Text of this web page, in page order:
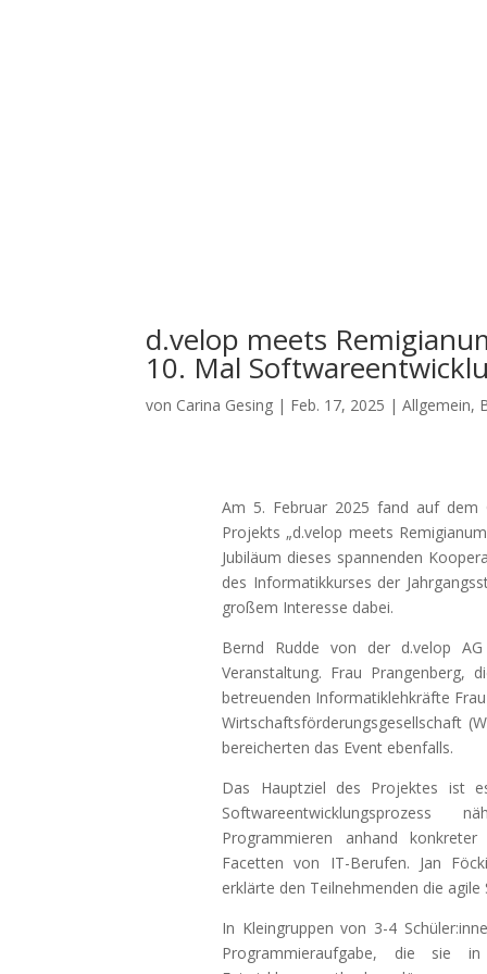
d.velop meets
10. Mal
von Carina Gesing | Feb. 17, 2025 |Allgemein,
Am 5. Februar 2025 fand auf dem
Projekts „d.velop meets
Jubiläum dieses spannenden
des Informatikkurses der
großem Interesse dabei.
Bernd Rudde von der d.velop
Veranstaltung. Frau Prangenberg,
betreuenden Informatiklehkräfte
Wirtschaftsförderungsgesellschaft
bereicherten das Event ebenfalls.
Das Hauptziel des Projektes ist
Softwareentwicklungsprozess
Programmieren anhand
Facetten von IT-Berufen. Jan
erklärte den Teilnehmenden die
In Kleingruppen von 3-4
Programmieraufgabe, die sie